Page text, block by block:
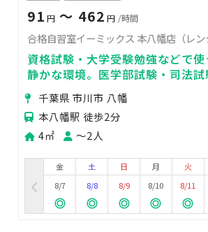
91 円 〜 462 円 /時間
合格自習室イーミックス 本八幡店（レン
資格試験・大学受験勉強などで
静かな環境。医学部試験・司法
試験勉強の場としてご利用いただ
千葉県 市川市 八幡
本八幡駅 徒歩2分
4㎡
〜2人
金
8/7
土
8/8
日
8/9
月
8/10
火
8/11